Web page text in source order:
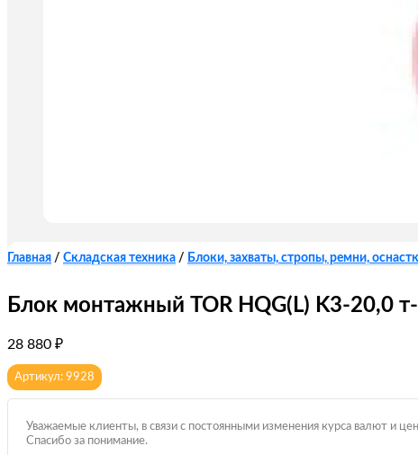
Главная / Складская техника / Блоки, захваты, стропы, ремни,
Блок монтажный TOR HQG(L) K3-20,0
28 880 ₽
Артикул: 9928
Уважаемые клиенты, в связи с постоянными изменения курса валют и
Спасибо за понимание.